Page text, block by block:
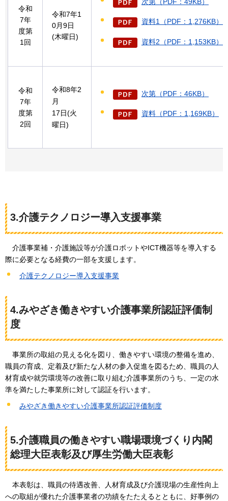
令和
7年
度第
1回
令和7年1
0月9日
(木曜日)
資料1（PDF：1,276KB）
資料2（PDF：1,153KB）
令和
7年
度第
2回
令和8年2
月
17日(火
曜日)
次第（PDF：46KB）
資料（PDF：1,169KB）
3.介護テクノロジー導入支援事業
介護事業補・介護施設等が介護ロボットやICT機器等を導入する
際に必要となる経費の一部を支援します。
介護テクノロジー導入支援事業
4.みやざき働きやすい介護事業所認証評価制
度
事業所の取組の見える化を図り、働きやすい環境の整備を進め、
職員の育成、定着及び新たな人材の参入促進を図るため、職員の人
材育成や就労環境等の改善に取り組む介護事業所のうち、 一定の水
準を満たした事業所に対して認証を行います。
みやざき働きやすい介護事業所認証評価制度
5.介護職員の働きやすい職場環境づくり内閣
総理大臣表彰及び厚生労働大臣表彰
本表彰は、職員の待遇改善、人材育成及び介護現場の生産性向上
への取組が優れた介護事業者の功績をたたえるとともに、好事例の